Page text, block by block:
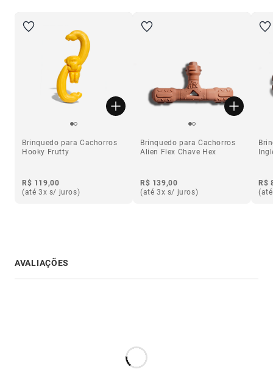
Brinquedo para Cachorros
Hooky Frutty
R$ 119,00
(até 3x s/ juros)
Brinquedo para Cachorros
Alien Flex Chave Hex
R$ 139,00
(até 3x s/ juros)
R$
AVALIAÇÕES